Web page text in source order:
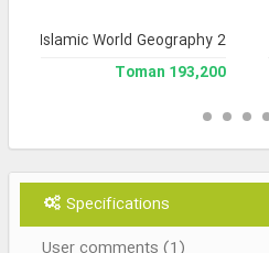
Islamic World Geography 2
193,200 Toman
Specifications